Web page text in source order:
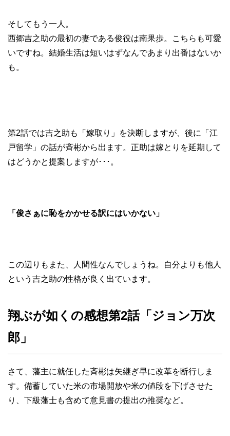
そしてもう一人。
西郷吉之助の最初の妻である俊役は南果歩。こちらも可愛
いですね。結婚生活は短いはずなんであまり出番はないか
も。
第2話では吉之助も「嫁取り」を決断しますが、後に「江
戸留学」の話が斉彬から出ます。正助は嫁とりを延期して
はどうかと提案しますが･･･。
「俊さぁに恥をかかせる訳にはいかない」
この辺りもまた、人間性なんでしょうね。自分よりも他人
という吉之助の性格が良く出ています。
翔ぶが如くの感想第2話「ジョン万次
郎」
さて、藩主に就任した斉彬は矢継ぎ早に改革を断行しま
す。備蓄していた米の市場開放や米の値段を下げさせた
り、下級藩士も含めて意見書の提出の推奨など。